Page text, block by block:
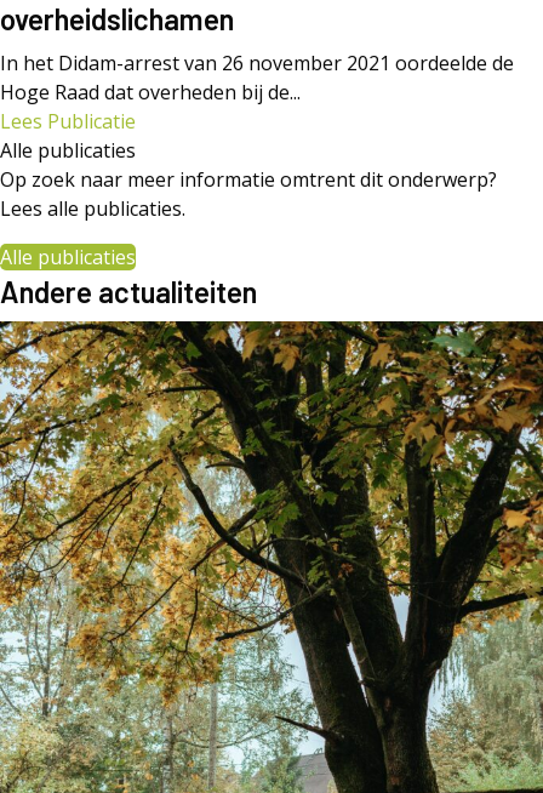
overheidslichamen
In het Didam-arrest van 26 november 2021 oordeelde de
Hoge Raad dat overheden bij de...
Lees Publicatie
Alle publicaties
Op zoek naar meer informatie omtrent dit onderwerp?
Lees alle publicaties.
Alle publicaties
Andere actualiteiten